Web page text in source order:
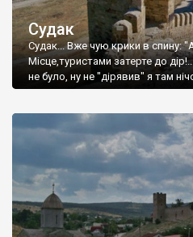
Судак
Судак... Вже чую крики в спину:
Місце,туристами затерте до
не було, ну не "дірявив" я там